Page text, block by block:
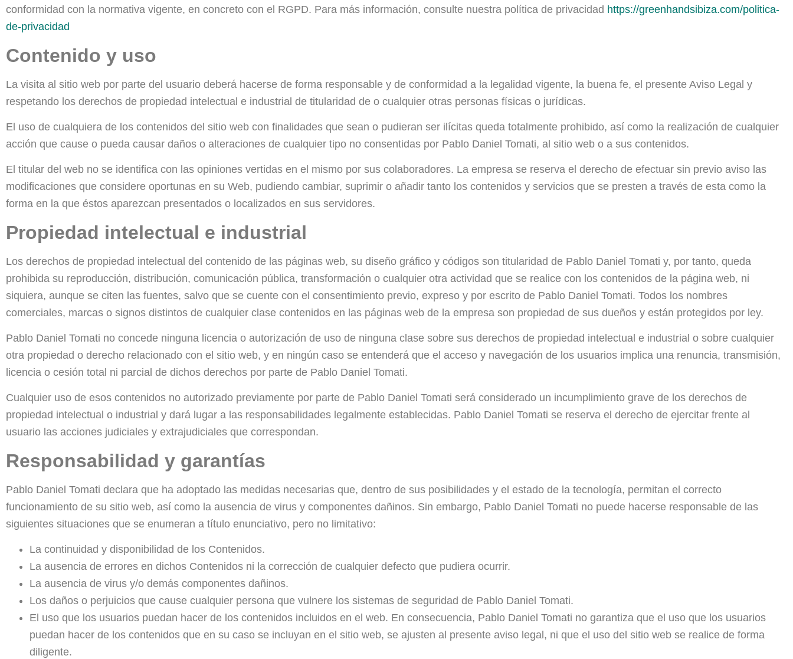
conformidad con la normativa vigente, en concreto con el RGPD. Para más información, consulte nuestra política de privacidad https://greenhandsibiza.com/politica-
de-privacidad
Contenido y uso
La visita al sitio web por parte del usuario deberá hacerse de forma responsable y de conformidad a la legalidad vigente, la buena fe, el presente Aviso Legal y
respetando los derechos de propiedad intelectual e industrial de titularidad de o cualquier otras personas físicas o jurídicas.
El uso de cualquiera de los contenidos del sitio web con finalidades que sean o pudieran ser ilícitas queda totalmente prohibido, así como la realización de cualquier
acción que cause o pueda causar daños o alteraciones de cualquier tipo no consentidas por Pablo Daniel Tomati, al sitio web o a sus contenidos.
El titular del web no se identifica con las opiniones vertidas en el mismo por sus colaboradores. La empresa se reserva el derecho de efectuar sin previo aviso las
modificaciones que considere oportunas en su Web, pudiendo cambiar, suprimir o añadir tanto los contenidos y servicios que se presten a través de esta como la
forma en la que éstos aparezcan presentados o localizados en sus servidores.
Propiedad intelectual e industrial
Los derechos de propiedad intelectual del contenido de las páginas web, su diseño gráfico y códigos son titularidad de Pablo Daniel Tomati y, por tanto, queda
prohibida su reproducción, distribución, comunicación pública, transformación o cualquier otra actividad que se realice con los contenidos de la página web, ni
siquiera, aunque se citen las fuentes, salvo que se cuente con el consentimiento previo, expreso y por escrito de Pablo Daniel Tomati. Todos los nombres
comerciales, marcas o signos distintos de cualquier clase contenidos en las páginas web de la empresa son propiedad de sus dueños y están protegidos por ley.
Pablo Daniel Tomati no concede ninguna licencia o autorización de uso de ninguna clase sobre sus derechos de propiedad intelectual e industrial o sobre cualquier
otra propiedad o derecho relacionado con el sitio web, y en ningún caso se entenderá que el acceso y navegación de los usuarios implica una renuncia, transmisión,
licencia o cesión total ni parcial de dichos derechos por parte de Pablo Daniel Tomati.
Cualquier uso de esos contenidos no autorizado previamente por parte de Pablo Daniel Tomati será considerado un incumplimiento grave de los derechos de
propiedad intelectual o industrial y dará lugar a las responsabilidades legalmente establecidas. Pablo Daniel Tomati se reserva el derecho de ejercitar frente al
usuario las acciones judiciales y extrajudiciales que correspondan.
Responsabilidad y garantías
Pablo Daniel Tomati declara que ha adoptado las medidas necesarias que, dentro de sus posibilidades y el estado de la tecnología, permitan el correcto
funcionamiento de su sitio web, así como la ausencia de virus y componentes dañinos. Sin embargo, Pablo Daniel Tomati no puede hacerse responsable de las
siguientes situaciones que se enumeran a título enunciativo, pero no limitativo:
La continuidad y disponibilidad de los Contenidos.
La ausencia de errores en dichos Contenidos ni la corrección de cualquier defecto que pudiera ocurrir.
La ausencia de virus y/o demás componentes dañinos.
Los daños o perjuicios que cause cualquier persona que vulnere los sistemas de seguridad de Pablo Daniel Tomati.
El uso que los usuarios puedan hacer de los contenidos incluidos en el web. En consecuencia, Pablo Daniel Tomati no garantiza que el uso que los usuarios
puedan hacer de los contenidos que en su caso se incluyan en el sitio web, se ajusten al presente aviso legal, ni que el uso del sitio web se realice de forma
diligente.